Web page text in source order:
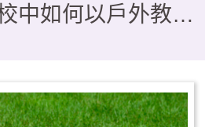
中如何以戶外教育
型為具備學習與評